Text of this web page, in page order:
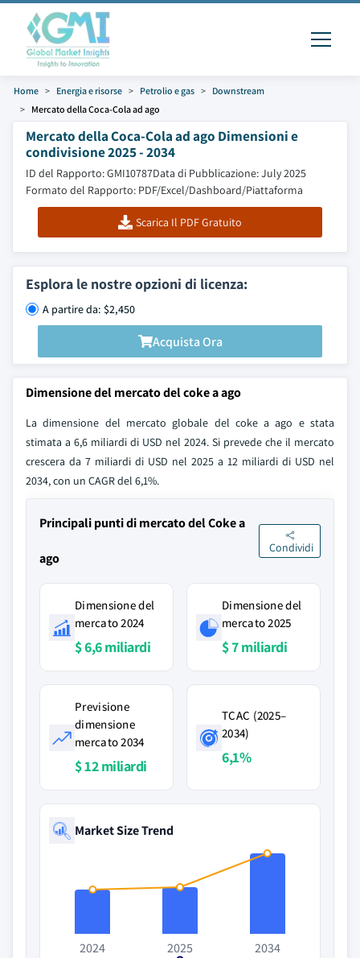
Home Energia e risorse Petrolio e gas
Downstream
Mercato della Coca-Cola ad ago
Mercato della Coca-Cola ad ago Dimensioni e
condivisione 2025 - 2034
ID del Rapporto: GMI10787Data di Pubblicazione: July 2025
Formato del Rapporto: PDF/Excel/Dashboard/Piattaforma
Scarica Il PDF Gratuito
Esplora le nostre opzioni di licenza:
A partire da: $2,450
Acquista Ora
Dimensione del mercato del coke a ago
La dimensione del mercato globale del coke a ago e stata
stimata a 6,6 miliardi di USD nel 2024. Si prevede che il mercato
crescera da 7 miliardi di USD nel 2025 a 12 miliardi di USD nel
2034, con un CAGR del 6,1%.
Principali punti di mercato del Coke a
ago
Condividi
Dimensione del
mercato 2024
$ 6,6 miliardi
Dimensione del
mercato 2025
$ 7 miliardi
Previsione
dimensione
mercato 2034
$ 12 miliardi
TCAC (2025–
2034)
6,1%
Market Size Trend
2024
2025
2034